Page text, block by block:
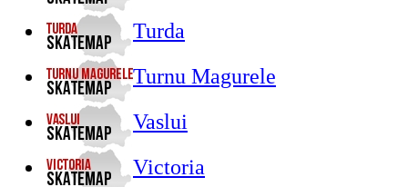
Turda
Turnu Magurele
Vaslui
Victoria